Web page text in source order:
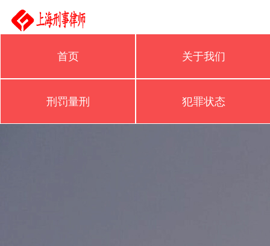
首页 关于我们
刑罚量刑 犯罪状态